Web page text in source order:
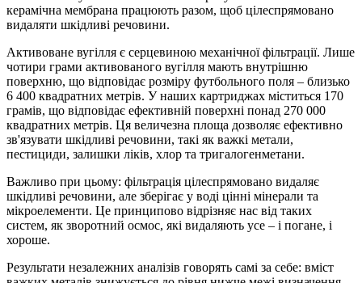
керамічна мембрана працюють разом, щоб цілеспрямовано
видаляти шкідливі речовини.
Активоване вугілля є серцевиною механічної фільтрації. Лише
чотири грами активованого вугілля мають внутрішню
поверхню, що відповідає розміру футбольного поля – близько
6 400 квадратних метрів. У наших картриджах міститься 170
грамів, що відповідає ефективній поверхні понад 270 000
квадратних метрів. Ця величезна площа дозволяє ефективно
зв'язувати шкідливі речовини, такі як важкі метали,
пестициди, залишки ліків, хлор та тригалогенметани.
Важливо при цьому: фільтрація цілеспрямовано видаляє
шкідливі речовини, але зберігає у воді цінні мінерали та
мікроелементи. Це принципово відрізняє нас від таких
систем, як зворотний осмос, які видаляють усе – і погане, і
хороше.
Результати незалежних аналізів говорять самі за себе: вміст